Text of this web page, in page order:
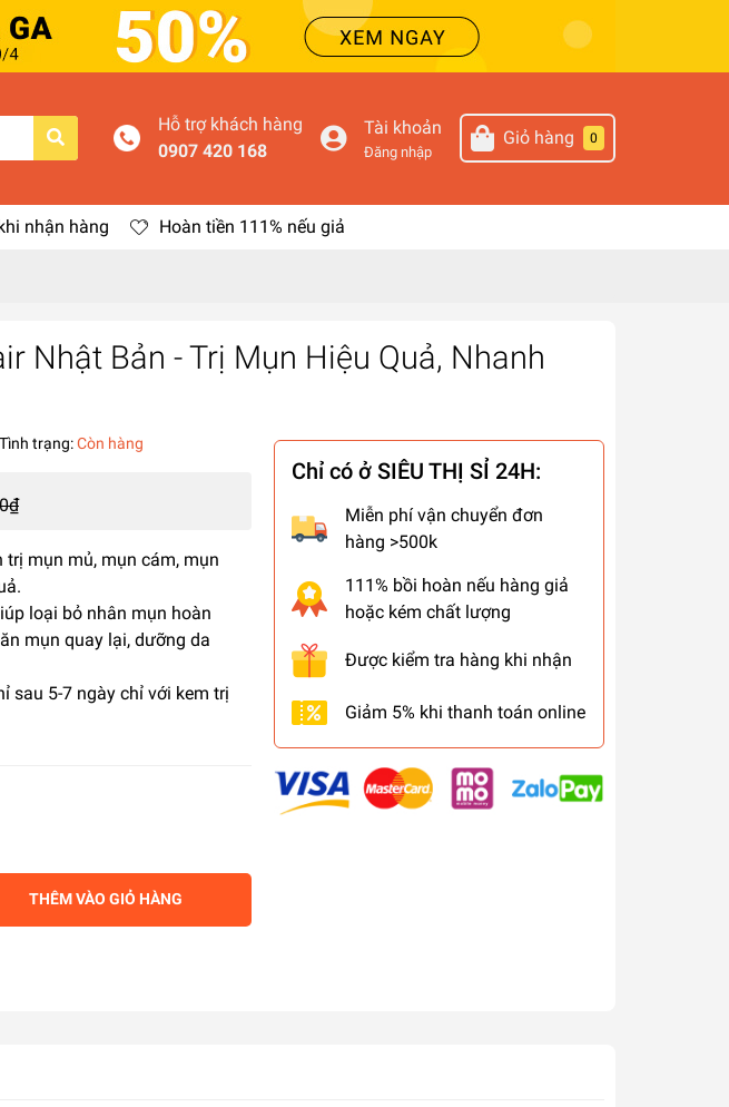
Hỗ trợ khách hàng
0907 420 168
Tài khoản
Đăng nhập
Giỏ hàng 0
nhận hàng Hoàn tiền 111% nếu giả
Nhật Bản - Trị Mụn Hiệu Quả, Nhanh
Tình trạng:Còn hàng
trị mụn mủ, mụn cám, mụn
loại bỏ nhân mụn hoàn
mụn quay lại, dưỡng da
sau 5-7 ngày chỉ với kem trị
THÊM VÀO GIỎ HÀNG
Chỉ có ở SIÊU THỊ SỈ 24H:
Miễn phí vận chuyển đơn
hàng >500k
111% bồi hoàn nếu hàng giả
hoặc kém chất lượng
Được kiểm tra hàng khi nhận
Giảm 5% khi thanh toán online